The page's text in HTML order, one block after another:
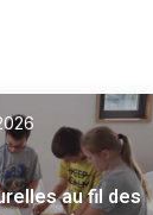
05/2026 27/09/2026
au fil des